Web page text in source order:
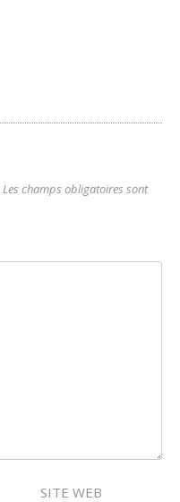
Les champs obligatoires sont
SITE WEB